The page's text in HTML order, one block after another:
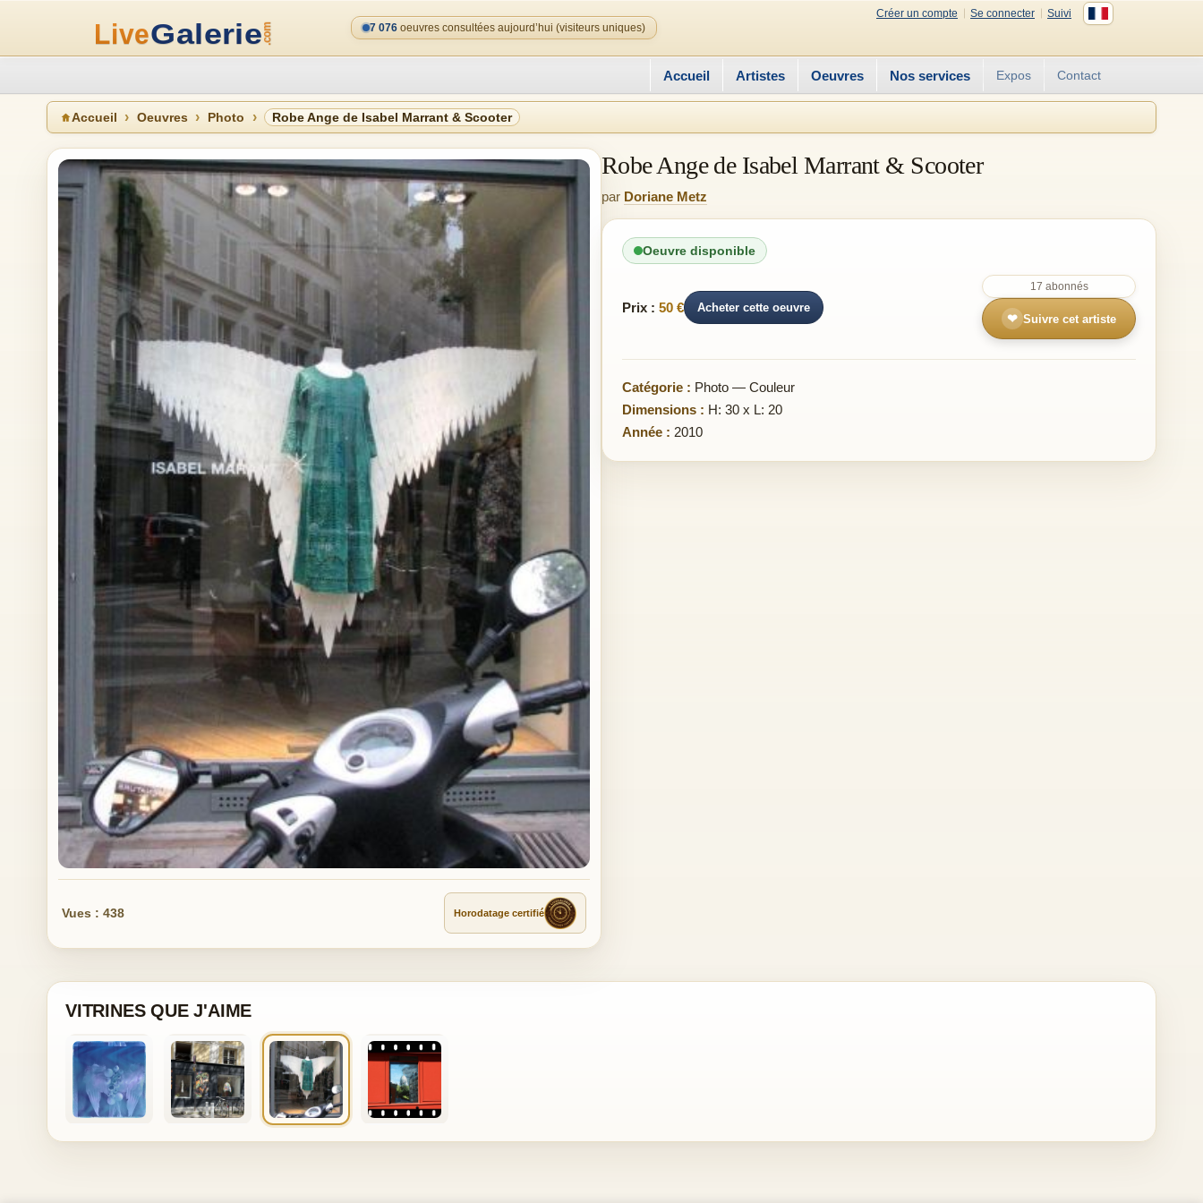
Créer un compte Se connecter
Suivi
7 076 oeuvres consultées aujourd’hui (visiteurs uniques)
Accueil Artistes Oeuvres Nos services Expos Contact
Accueil Oeuvres Photo Robe Ange de Isabel Marrant & Scooter
Vues : 438 Horodatage certifié
Robe Ange de Isabel Marrant & Scooter
par Doriane Metz
Oeuvre disponible
Prix : 50 € Acheter cette oeuvre
17 abonnés
❤ Suivre cet artiste
Catégorie : Photo — Couleur
Dimensions : H: 30 x L: 20
Année : 2010
VITRINES QUE J'AIME